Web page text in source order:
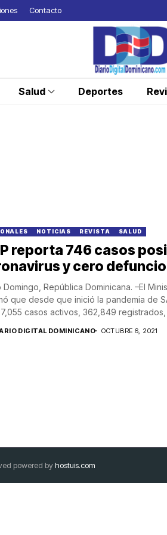
Contacto
Salud Deportes
NOTICIAS REVISTA SALUD
reporta 746 casos
y cero
Domingo, República Dominicana. –El
que desde que inició la pandemia de
casos activos, 362,849
DIGITAL DOMINICANO OCTUBRE 6, 2021
powered byhostuis.com